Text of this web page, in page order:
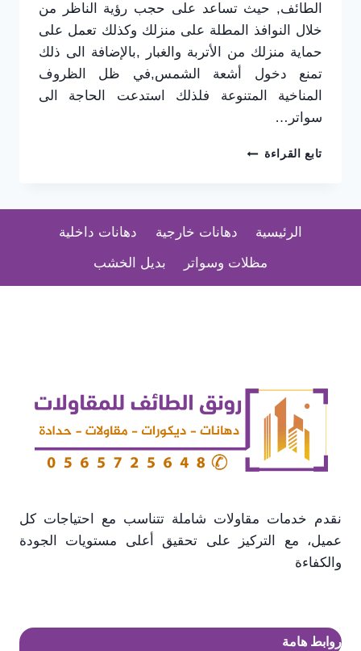
الطائف, حيث تساعد على حجب رؤية الناظر من
خلال النوافذ المطلة على منزلك وكذلك تعمل على
حماية منزلك من الأتربة والغبار ,بالإضافة الى ذلك
تمنع دخول أشعة الشمس,في ظل الظروف
المناخية المتنوعة فلذلك استدعت الحاجة الى
سواتر…
تابع القراءة تركيب
–
السواتر
في
سواتر
الطائف
الرئيسية دهانات خارجية
دهانات داخلية
مظلات وسواتر
بديل الخشب
نقدم خدمات مقاولات شاملة تتناسب مع احتياجات كل
عميل، مع التركيز على تحقيق أعلى مستويات الجودة
والكفاءة
روابط هامة